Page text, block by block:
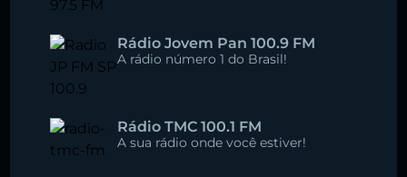
Rádio Jovem Pan 100.9 FM
A rádio número 1 do Brasil!
Rádio TMC 100.1 FM
A sua rádio onde você estiver!